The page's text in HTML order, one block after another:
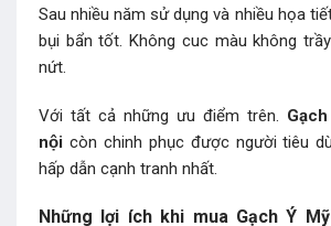
Sau nhiều năm sử dụng và nhiều họa
bụi bẩn tốt. Không cuc màu không
nứt.
Với tất cả những ưu điểm trên.
nội còn chinh phục được người tiêu
hấp dẫn cạnh tranh nhất.
Những lợi ích khi mua Gạch Ý